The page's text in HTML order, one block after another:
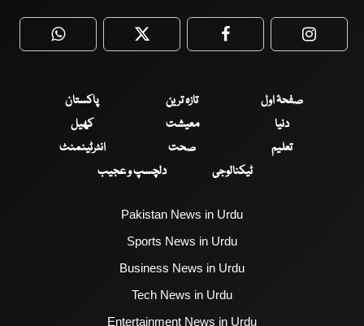
WhatsApp Twitter Facebook
صفحۂ اول تازہ ترین
پاکستان
دنیا
معیشت
کھیل
تعلیم
صحت
انٹرٹینمنٹ
ٹیکنالوجی
دلچسپ و عجیب
Pakistan News in Urdu
Sports News in Urdu
Business News in Urdu
Tech News in Urdu
Entertainment News in Urdu